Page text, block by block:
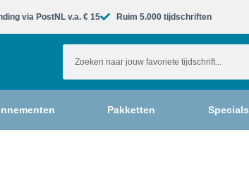
via PostNL v.a. € 15 Ruim 5.000 tijdschriften​
Pakketten Specials